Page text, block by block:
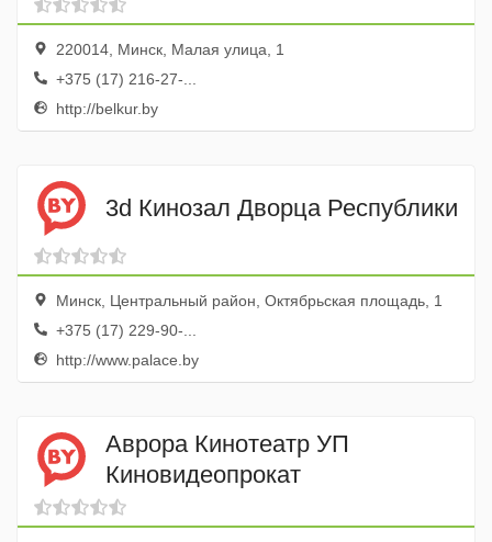
220014, Минск, Малая улица, 1
+375 (17) 216-27-...
http://belkur.by
3d Кинозал Дворца Республики
Минск, Центральный район, Октябрьская площадь, 1
+375 (17) 229-90-...
http://www.palace.by
Аврора Кинотеатр УП
Киновидеопрокат